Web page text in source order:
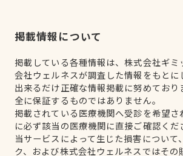
掲載情報について
掲載している各種情報は、株式会社ギミ
会社ウェルネスが調査した情報をもとに
出来るだけ正確な情報掲載に努めており
全に保証するものではありません。
掲載されている医療機関へ受診を希望さ
に必ず該当の医療機関に直接ご確認くだ
当サービスによって生じた損害について
ク、および株式会社ウェルネスではその